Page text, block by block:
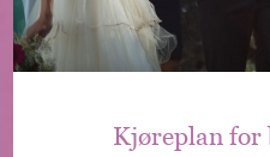
Kjøreplan for